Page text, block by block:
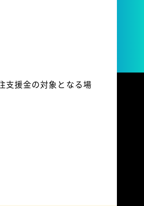
援金の対象となる場